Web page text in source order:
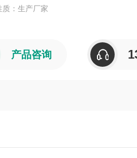
质：生产厂家
产品咨询